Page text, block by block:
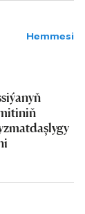
Hemmesi